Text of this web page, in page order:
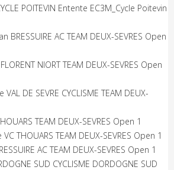
POITEVIN Entente EC3M_Cycle Poitevin
BRESSUIRE AC TEAM DEUX-SEVRES Open
NIORT TEAM DEUX-SEVRES Open
DE SEVRE CYCLISME TEAM DEUX-
TEAM DEUX-SEVRES Open 1
THOUARS TEAM DEUX-SEVRES Open 1
AC TEAM DEUX-SEVRES Open 1
SUD CYCLISME DORDOGNE SUD